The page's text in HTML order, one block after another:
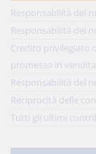
Responsabilità del
Responsabilità del
Credito privilegiato
promesso in vendita
Responsabilità del
Reciprocità delle
Tutti gli ultimi